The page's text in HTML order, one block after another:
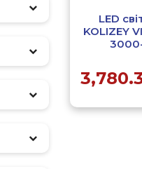
LED
KOLIZEY